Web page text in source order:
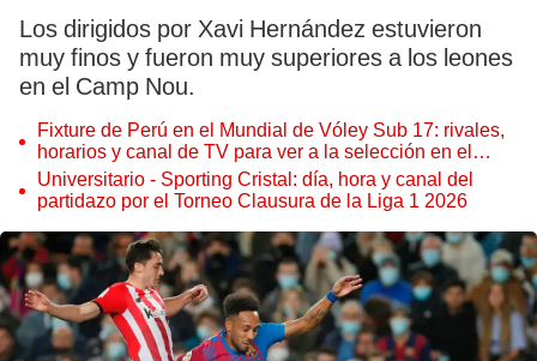
Los dirigidos por Xavi Hernández estuvieron
muy finos y fueron muy superiores a los leones
en el Camp Nou.
Fixture de Perú en el Mundial de Vóley Sub 17: rivales,
horarios y canal de TV para ver a la selección en el
torneo
Universitario - Sporting Cristal: día, hora y canal del
partidazo por el Torneo Clausura de la Liga 1 2026